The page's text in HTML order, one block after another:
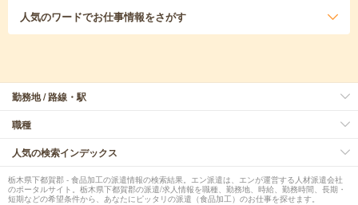
人気のワードでお仕事情報をさがす
勤務地 / 路線・駅
職種
人気の検索インデックス
栃木県下都賀郡 - 食品加工の派遣情報の検索結果。エン派遣は、エンが運営する人材派遣会社
のポータルサイト。栃木県下都賀郡の派遣/求人情報を職種、勤務地、時給、勤務時間、長期・
短期などの希望条件から、あなたにピッタリの派遣（食品加工）のお仕事を探せます。